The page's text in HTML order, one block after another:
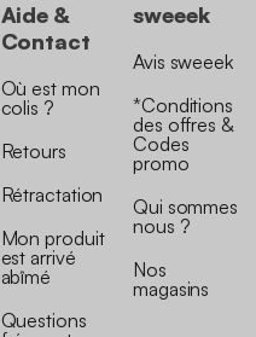
Aide &
Contact
Où est mon
colis ?
Retours
Rétractation
Mon produit
est arrivé
abîmé
Questions
sweeek
Avis sweeek
*Conditions
des offres &
Codes
promo
Qui sommes
nous ?
Nos
magasins